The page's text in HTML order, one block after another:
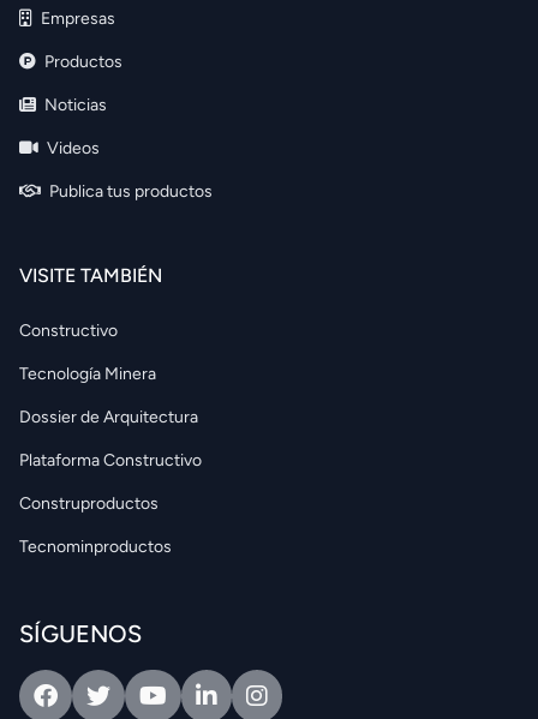
Empresas
Productos
Noticias
Videos
Publica tus productos
VISITE TAMBIÉN
Constructivo
Tecnología Minera
Dossier de Arquitectura
Plataforma Constructivo
Construproductos
Tecnominproductos
SÍGUENOS
FacebookTwitterYoutubeLinkedinIntagram